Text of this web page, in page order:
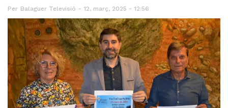
Per Balaguer Televisió 12, març, 2025 - 12:56